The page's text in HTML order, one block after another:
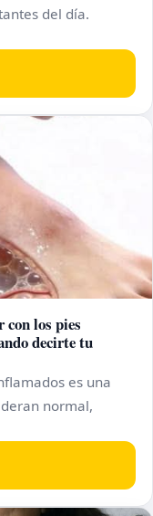
del día.
con los pies
decirte tu
es una
normal,